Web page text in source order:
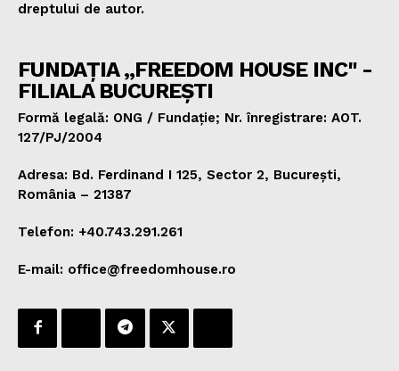
dreptului de autor.
FUNDAȚIA „FREEDOM HOUSE INC" -
FILIALA BUCUREȘTI
Formă legală: ONG / Fundație; Nr. înregistrare: AOT.
127/PJ/2004
Adresa: Bd. Ferdinand I 125, Sector 2, București,
România – 21387
Telefon: +40.743.291.261
E-mail: office@freedomhouse.ro